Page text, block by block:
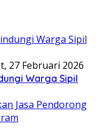
27 Februari 2026
Warga Sipil